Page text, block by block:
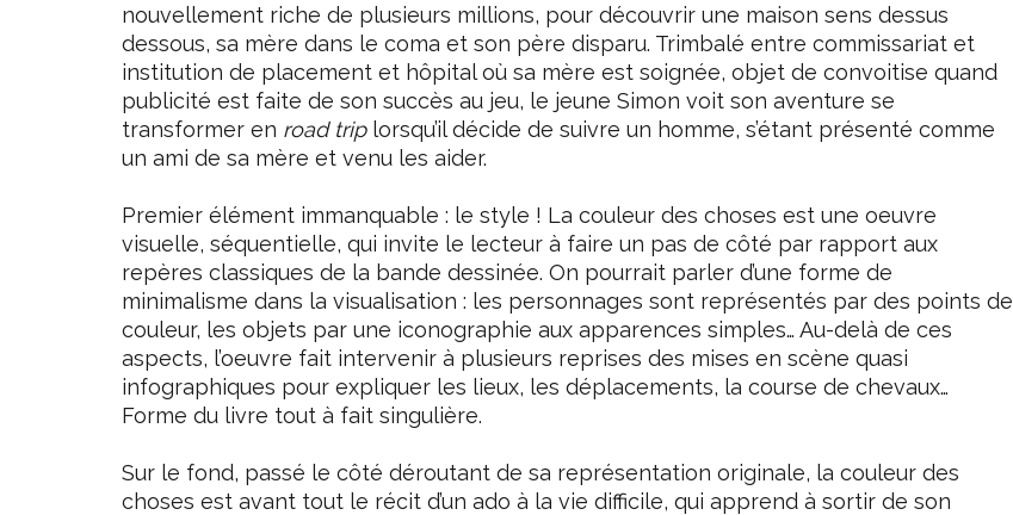
nouvellement riche de plusieurs millions, pour découvrir une maison sens dessus
dessous, sa mère dans le coma et son père disparu. Trimbalé entre commissariat et
institution de placement et hôpital où sa mère est soignée, objet de convoitise quand
publicité est faite de son succès au jeu, le jeune Simon voit son aventure se
transformer en road triplorsqu’il décide de suivre un homme, s’étant présenté comme
un ami de sa mère et venu les aider.
Premier élément immanquable : le style ! La couleur des choses est une oeuvre
visuelle, séquentielle, qui invite le lecteur à faire un pas de côté par rapport aux
repères classiques de la bande dessinée. On pourrait parler d’une forme de
minimalisme dans la visualisation : les personnages sont représentés par des points de
couleur, les objets par une iconographie aux apparences simples… Au-delà de ces
aspects, l’oeuvre fait intervenir à plusieurs reprises des mises en scène quasi
infographiques pour expliquer les lieux, les déplacements, la course de chevaux…
Forme du livre tout à fait singulière.
Sur le fond, passé le côté déroutant de sa représentation originale, la couleur des
choses est avant tout le récit d’un ado à la vie difficile, qui apprend à sortir de son